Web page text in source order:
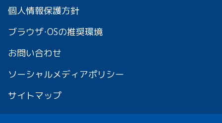
個人情報保護方針
ブラウザ・OSの推奨環境
お問い合わせ
ソーシャルメディアポリシー
サイトマップ